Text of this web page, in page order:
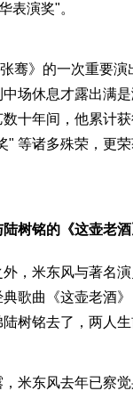
表演奖"。
骞》的一次重要
中场休息才露出满
十年间，他累计
" 等诸多殊荣，更
树铭的《这壶老
，米东风与著名
歌曲《这壶老酒
树铭去了，两人生
米东风去年已察